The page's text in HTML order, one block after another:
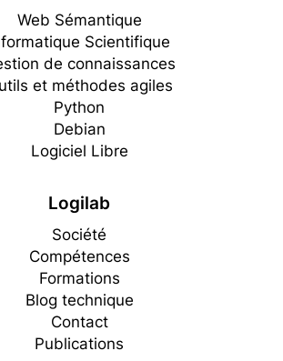
Web Sémantique
Scientifique
de connaissances
et méthodes agiles
Python
Debian
Logiciel Libre
Logilab
Société
Compétences
Formations
Blog technique
Contact
Publications